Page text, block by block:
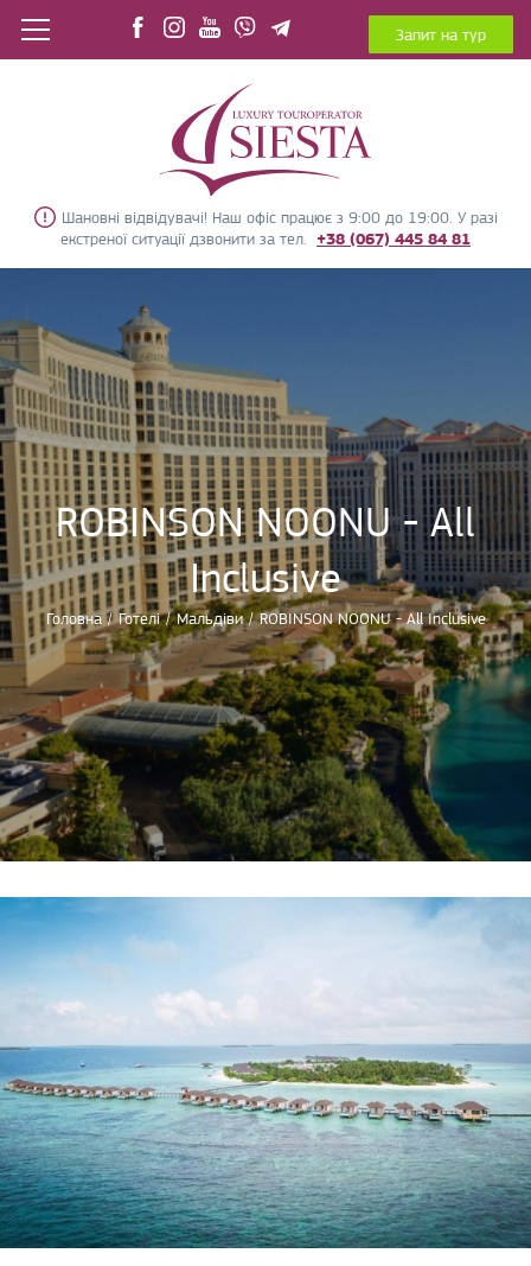
Шановні відвідувачі! Наш офіс працює з 9:00 до 19:00. У разі
екстреної ситуації дзвонити за тел. +38 (067) 445 84 81
Запит на тур
ROBINSON NOONU - All
Inclusive
Головна / Готелі / Мальдіви / ROBINSON NOONU - All Inclusive